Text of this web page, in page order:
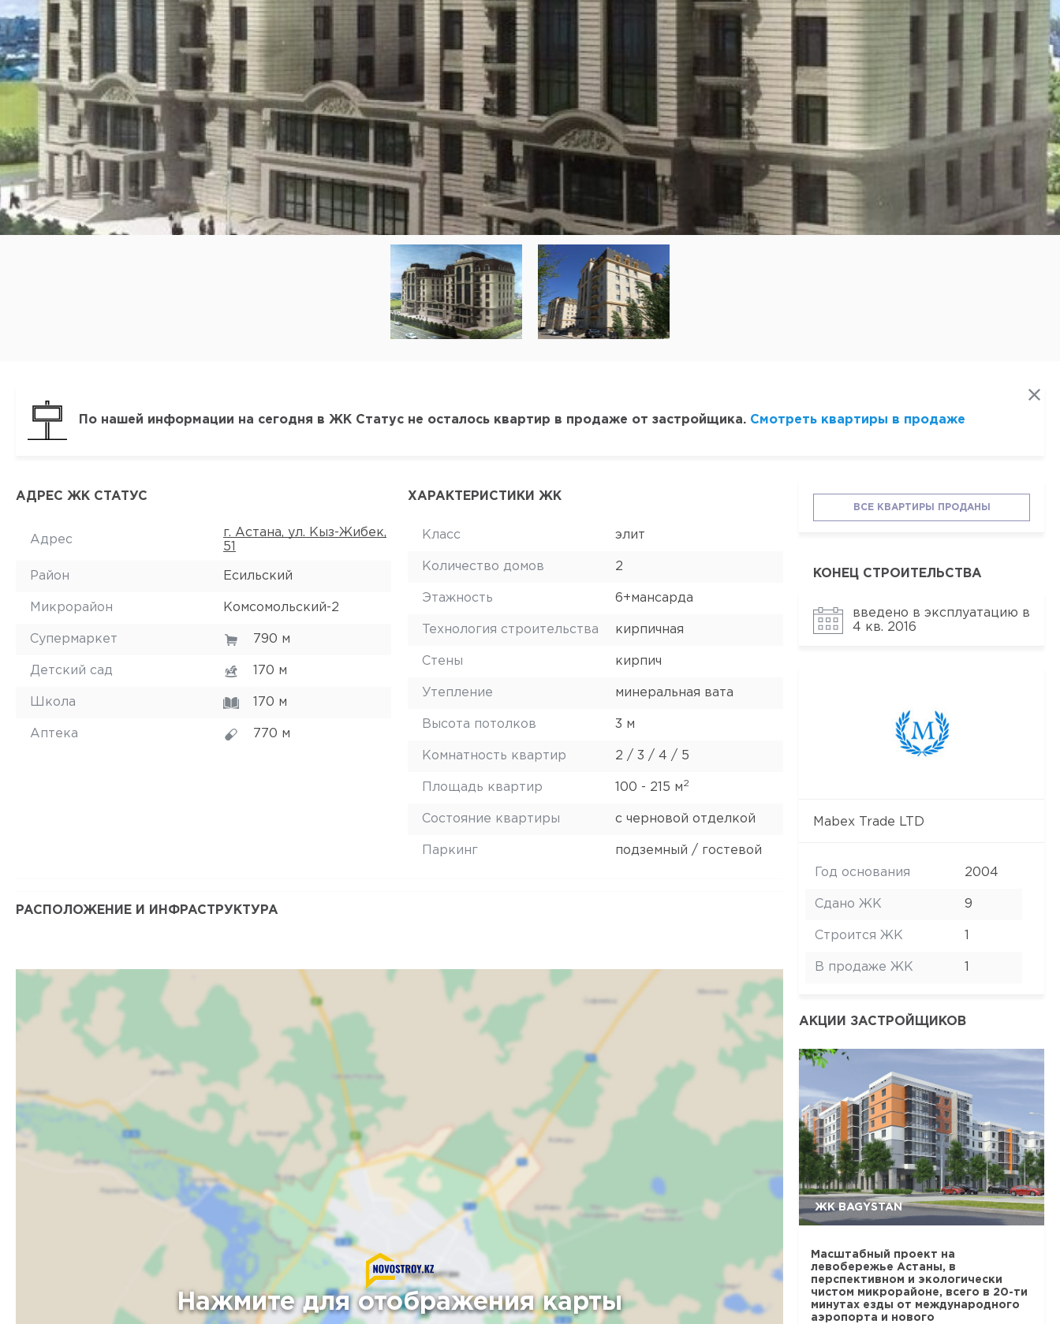
По нашей информации на сегодня в ЖК Статус не осталось квартир в продаже от застройщика. Смотреть квартиры в продаже
АДРЕС ЖК СТАТУС
Адрес
г. Астана, ул. Кыз-Жибек,
51
Район Есильский
Микрорайон Комсомольский-2
Супермаркет 790 м
Детский сад 170 м
Школа 170 м
Аптека 770 м
ХАРАКТЕРИСТИКИ ЖК
Класс элит
Количество домов 2
Этажность 6+мансарда
Технология строительства кирпичная
Стены кирпич
Утепление минеральная вата
Высота потолков 3 м
Комнатность квартир 2 / 3 / 4 / 5
Площадь квартир 100 - 215 м2
Состояние квартиры с черновой отделкой
Паркинг подземный / гостевой
РАСПОЛОЖЕНИЕ И ИНФРАСТРУКТУРА
Нажмите для отображения карты
ВСЕ КВАРТИРЫ ПРОДАНЫ
КОНЕЦ СТРОИТЕЛЬСТВА
введено в эксплуатацию в
4 кв. 2016
Mabex Trade LTD
Год основания 2004
Сдано ЖК 9
Строится ЖК
В продаже ЖК
АКЦИИ ЗАСТРОЙЩИКОВ
ЖК BAGYSTAN
Масштабный проект на
левобережье Астаны, в
перспективном и экологически
чистом микрорайоне, всего в 20-ти
минутах езды от международного
аэропорта и нового